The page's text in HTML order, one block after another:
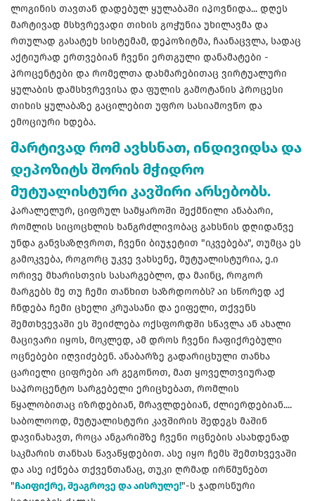
ლოგინის თავთან დადებულ ყულაბაში იპოვნიდა... დღეს
მარტივად მსხვრევადი თიხის გოჭუნია უხილავმა და
რთულად გასატეხ სისტემამ, დეპოზიტმა, ჩაანაცვლა, სადაც
აქტიურად ერთვებიან ჩვენი ერთგული დანამატები -
პროცენტები და რომელთა დახმარებითაც ვირტუალური
ყულაბის დამსხვრევისა და ფულის გამოტანის პროცესი
თიხის ყულაბაზე გაცილებით უფრო სასიამოვნო და
ემოციური ხდება.
მარტივად რომ ავხსნათ, ინდივიდსა და
დეპოზიტს შორის მჭიდრო
მუტუალისტური კავშირი არსებობს.
პარალელურ, ციფრულ სამყაროში შექმნილი ანაბარი,
რომლის სიცოცხლის ხანგრძლივობაც გახსნის დღიდანვე
უნდა განვსაზღვროთ, ჩვენი ბიუჯეტით "იკვებება", თუმცა ეს
გამოკვება, როგორც უკვე ვახსენე, მუტუალისტურია, ე.ი
ორივე მხარისთვის სასარგებლო, და მაინც, როგორ
მარგებს მე თუ ჩემი თანხით საზრდოობს? აი სწორედ აქ
ჩნდება ჩემი ცხელი კრუასანი და ეიფელი, თქვენს
შემთხვევაში ეს შეიძლება ოქსფორდში სწავლა ან ახალი
მაცივარი იყოს, მოკლედ, ამ დროს ჩვენი ჩაფიქრებული
ოცნებები იღვიძებენ. ანაბარზე გადარიცხული თანხა
ცარიელი ციფრები არ გეგონოთ, მათ ყოველთვიურად
საპროცენტო სარგებელი ერიცხებათ, რომლის
წყალობითაც იზრდებიან, მრავლდებიან, ძლიერდებიან....
საბოლოოდ, მუტუალისტური კავშირის შედეგს მაშინ
დავინახავთ, როცა ანგარიშზე ჩვენი ოცნების ასახდენად
საკმარის თანხას წავაწყდებით. ასე იყო ჩემს შემთხვევაში
და ასე იქნება თქვენთანაც, თუკი ღრმად ირწმუნებთ
"ჩაიფიქრე, შეაგროვე და აისრულე!"-ს ჯადოსნური